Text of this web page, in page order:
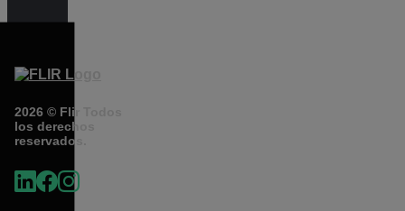
2026 © Flir Todos
los derechos
reservados.